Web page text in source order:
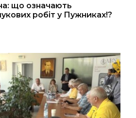
що означають
робіт у Пужниках!?